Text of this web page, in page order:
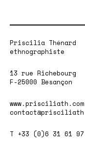
Priscilia Thénard
ethnographiste
13 rue Richebourg
F-25000 Besançon
www.prisciliath.com
T +33 (0)6 31 61